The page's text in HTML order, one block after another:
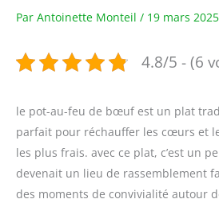
Par Antoinette Monteil / 19 mars 2025
4.8/5 - (6
le pot-au-feu de bœuf est un plat
parfait pour réchauffer les cœurs et
les plus frais. avec ce plat, c’est un
devenait un lieu de rassemblement
des moments de convivialité autour